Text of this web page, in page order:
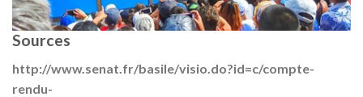
Sources
http://www.senat.fr/basile/visio.do?id=c/compte-
rendu-